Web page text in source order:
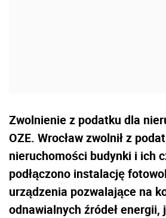
Zwolnienie z podatku dla
OZE. Wrocław zwolnił z
nieruchomości budynki i ich
podłączono instalację
urządzenia pozwalające na
odnawialnych źródeł